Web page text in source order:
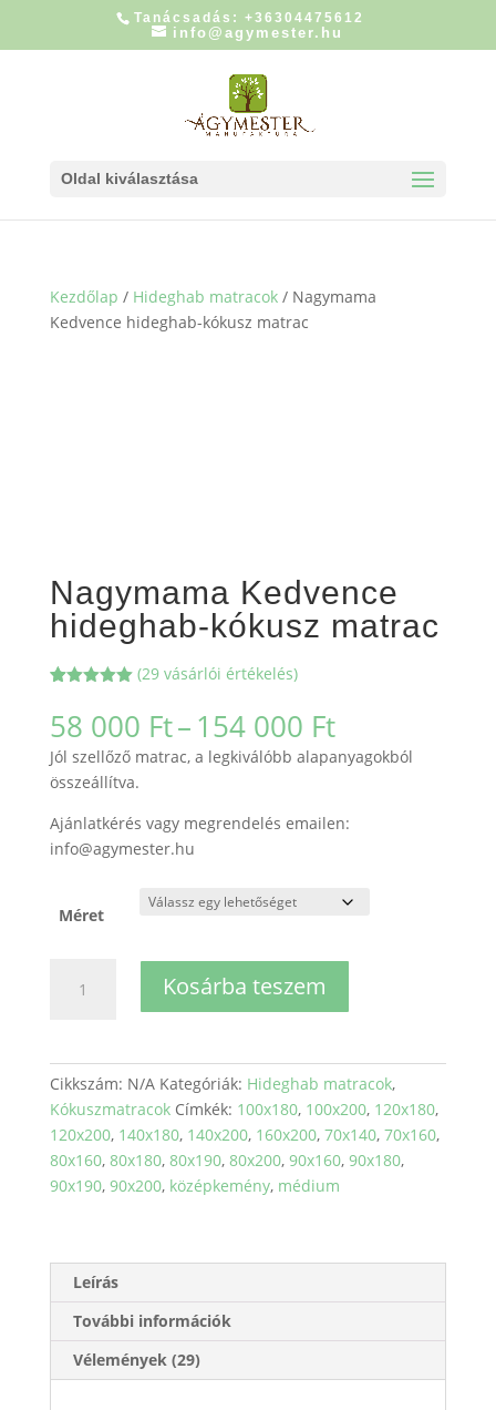
Tanácsadás: +36304475612
info@agymester.hu
Oldal kiválasztása
Kezdőlap / Hideghab matracok/ Nagymama
Kedvence hideghab-kókusz matrac
Nagymama Kedvence
hideghab-kókusz matrac
ből,
alapján
(29 vásárlói értékelés)
58 000 Ft–154 000 Ft
58
000 Ft
154
Jól szellőző matrac, a legkiválóbb alapanyagokból
összeállítva.
Ajánlatkérés vagy megrendelés emailen:
info@agymester.hu
Méret
Kedvence
matrac
mennyiség
Kosárba teszem
Cikkszám: N/A Kategóriák: Hideghab matracok,
Kókuszmatracok Címkék: 100x180, 100x200, 120x180,
120x200, 140x180, 140x200, 160x200, 70x140, 70x160,
80x160, 80x180, 80x190, 80x200, 90x160, 90x180,
90x190, 90x200, középkemény, médium
Leírás
További információk
Vélemények (29)